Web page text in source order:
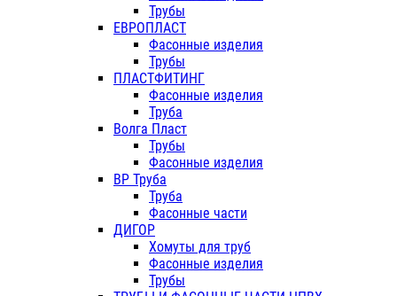
Трубы
ЕВРОПЛАСТ
Фасонные изделия
Трубы
ПЛАСТФИТИНГ
Фасонные изделия
Труба
Волга Пласт
Трубы
Фасонные изделия
ВР Труба
Труба
Фасонные части
ДИГОР
Хомуты для труб
Фасонные изделия
Трубы